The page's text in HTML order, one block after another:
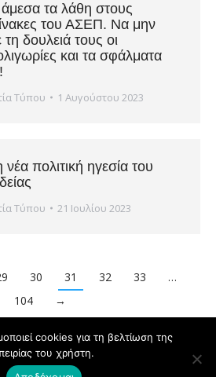
τα λάθη στους
του ΑΣΕΠ. Να μην
δουλειά τους οι
και τα σφάλματα
Τύπου 1 Αυγούστου 2023
πολιτική ηγεσία του
Τύπου 21 Ιουλίου 2023
30 31 32 33
…
104
→
© ΔΟΕ 2020
Powered by
cookies για τη βελτίωση της
του χρήστη.